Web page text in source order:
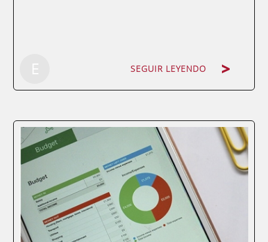
E SEGUIR LEYENDO
Todo el mundo, o casi todo, sabe lo que es
el dinero; otra cuestión distinta es saber si
se conoce qué valor tiene en realidad, o
cómo funciona el sistema. Desde que el
presidente Nixon anunciara el final del
patrón oro en Estados Unidos respecto al...